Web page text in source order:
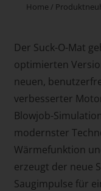
Home /
Der Suck-O-Mat
optimierten
neuen,
verbesserter
Blowjob-
modernster
Wärmefunktion
erzeugt der neue
Saugimpulse für